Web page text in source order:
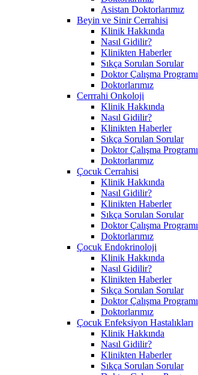
Asistan Doktorlarımız
Beyin ve Sinir Cerrahisi
Klinik Hakkında
Nasıl Gidilir?
Klinikten Haberler
Sıkça Sorulan Sorular
Doktor Çalışma Programı
Doktorlarımız
Cerrrahi Onkoloji
Klinik Hakkında
Nasıl Gidilir?
Klinikten Haberler
Sıkça Sorulan Sorular
Doktor Çalışma Programı
Doktorlarımız
Çocuk Cerrahisi
Klinik Hakkında
Nasıl Gidilir?
Klinikten Haberler
Sıkça Sorulan Sorular
Doktor Çalışma Programı
Doktorlarımız
Çocuk Endokrinoloji
Klinik Hakkında
Nasıl Gidilir?
Klinikten Haberler
Sıkça Sorulan Sorular
Doktor Çalışma Programı
Doktorlarımız
Çocuk Enfeksiyon Hastalıkları
Klinik Hakkında
Nasıl Gidilir?
Klinikten Haberler
Sıkça Sorulan Sorular